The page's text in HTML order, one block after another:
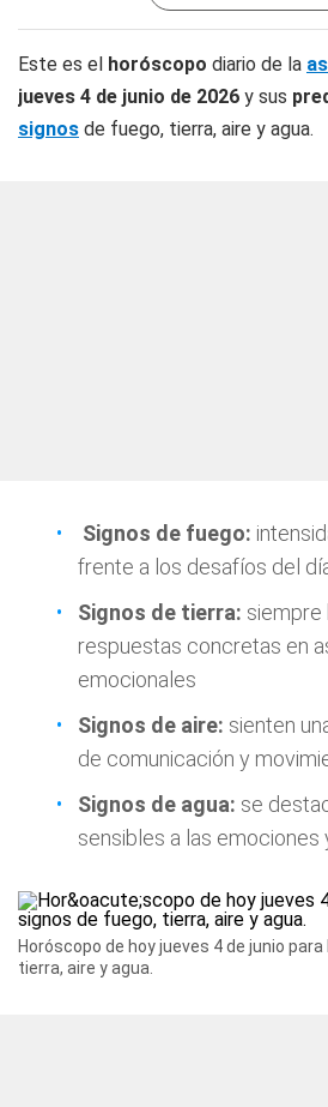
Este es el horóscopo diario de la
jueves 4 de junio de 2026 y sus
signos de fuego, tierra, aire y agua.
Signos de fuego:
frente a los desafíos del
Signos de tierra: siempre
respuestas concretas en
emocionales
Signos de aire: sienten
de comunicación y
Signos de agua: se
sensibles a las emociones
Horóscopo de hoy jueves 4 de junio
tierra, aire y agua.